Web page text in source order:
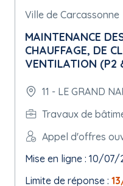
Ville de Carcassonne
MAINTENANCE
CHAUFFAGE, DE
VENTILATION (P2
11 - LE GRAND
Travaux de
Appel d'offres
Mise en ligne : 10/07/
Limite de réponse :